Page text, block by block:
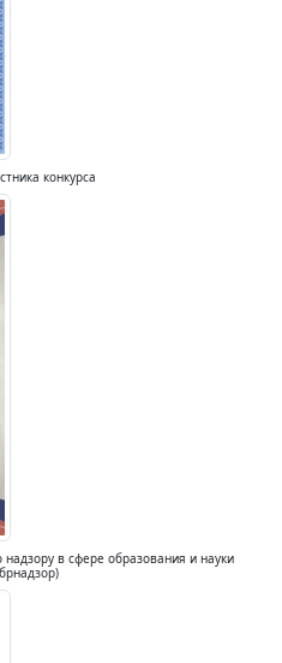
конкурса
в сфере образования и науки